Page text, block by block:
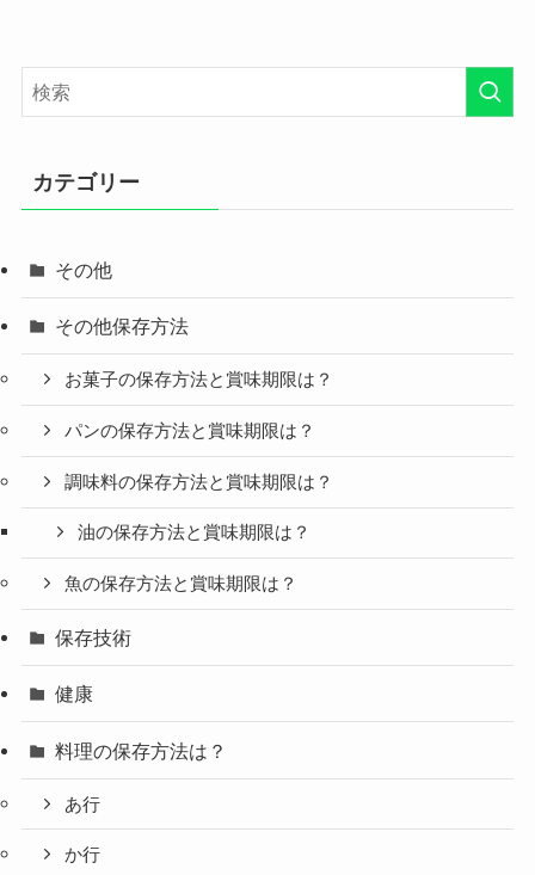
カテゴリー
その他
その他保存方法
お菓子の保存方法と賞味期限は？
パンの保存方法と賞味期限は？
調味料の保存方法と賞味期限は？
油の保存方法と賞味期限は？
魚の保存方法と賞味期限は？
保存技術
健康
料理の保存方法は？
あ行
か行